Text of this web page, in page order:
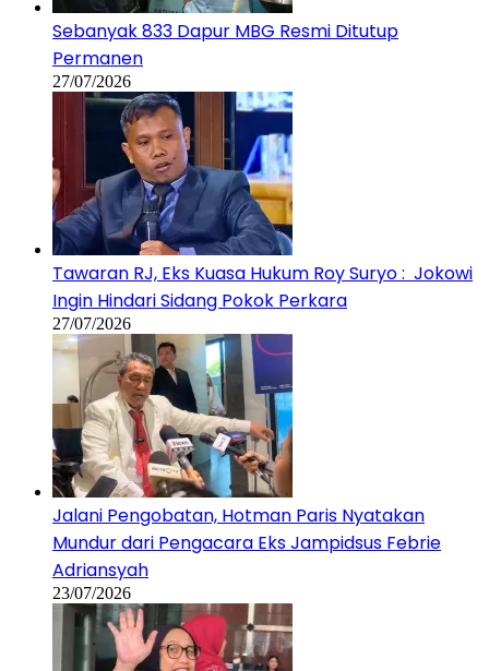
Sebanyak 833 Dapur MBG Resmi Ditutup
Permanen
27/07/2026
Tawaran RJ, Eks Kuasa Hukum Roy Suryo : Jokowi
Ingin Hindari Sidang Pokok Perkara
27/07/2026
Jalani Pengobatan, Hotman Paris Nyatakan
Mundur dari Pengacara Eks Jampidsus Febrie
Adriansyah
23/07/2026